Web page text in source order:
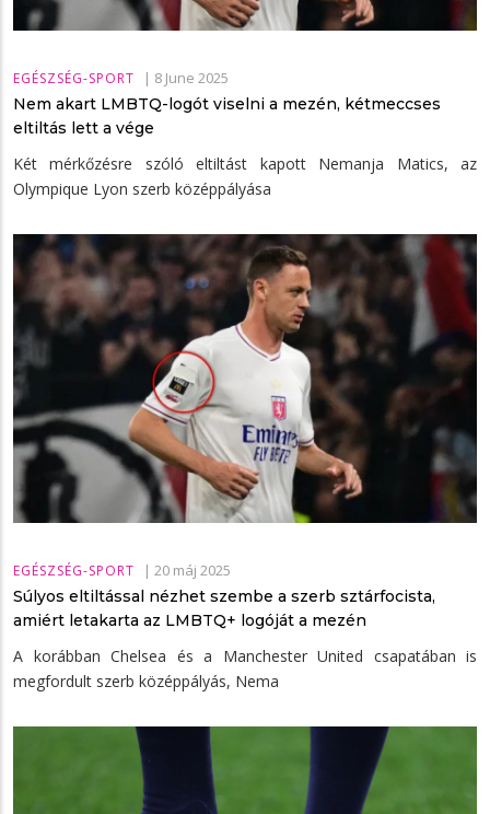
EGÉSZSÉG-SPORT | 8 June 2025
Nem akart LMBTQ-logót viselni a mezén, kétmeccses
eltiltás lett a vége
Két mérkőzésre szóló eltiltást kapott Nemanja Matics, az
Olympique Lyon szerb középpályása
EGÉSZSÉG-SPORT | 20 máj 2025
Súlyos eltiltással nézhet szembe a szerb sztárfocista,
amiért letakarta az LMBTQ+ logóját a mezén
A korábban Chelsea és a Manchester United csapatában is
megfordult szerb középpályás, Nema